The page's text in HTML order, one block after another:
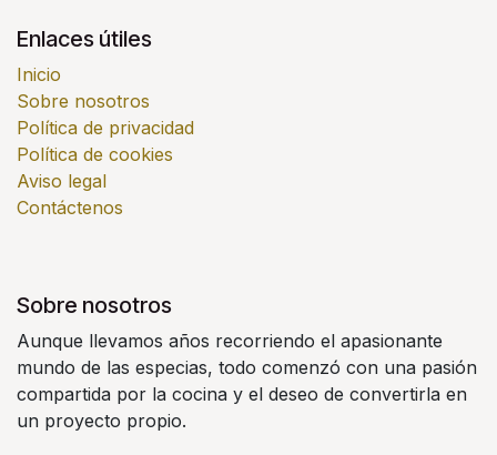
Enlaces útiles
Inicio
Sobre nosotros
Política de privacidad
Política de cookies
Aviso legal
Contáctenos
Sobre nosotros
Aunque llevamos años recorriendo el apasionante
mundo de las especias, todo comenzó con una pasión
compartida por la cocina y el deseo de convertirla en
un proyecto propio.